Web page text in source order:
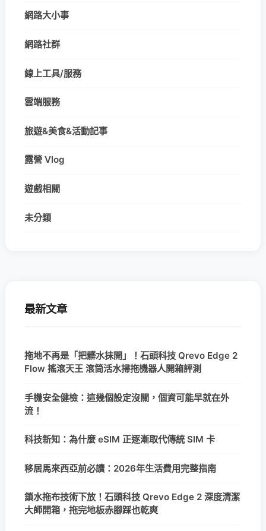
網路大小事
網路社群
線上工具/服務
雲端服務
旅遊&美食&活動記事
露營 Vlog
遊戲相關
未分類
最新文章
拖地不再是「把髒水抹開」！石頭科技 Qrevo Edge 2
Flow 搖滾天王 滾筒活水掃拖機器人開箱評測
手機安全健檢：這幾個設定沒關，個資可能早就在外
流！
科技新知：為什麼 eSIM 正逐漸取代傳統 SIM 卡
移居馬來西亞前必讀：2026年生活費用完整指南
鎖水拖布技術下放！石頭科技 Qrevo Edge 2 深度清潔
大師開箱，拖完地板赤腳踩也乾爽